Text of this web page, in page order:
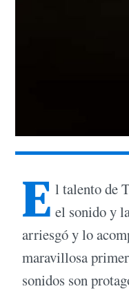
E l talento de
el sonido y
arriesgó y lo
maravillosa
sonidos son